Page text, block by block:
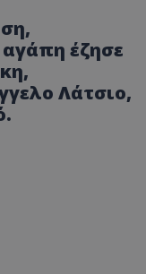
έζησε
,
Λάτσιο,